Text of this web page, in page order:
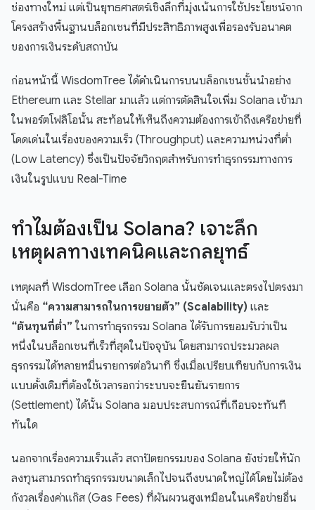
ช่องทางใหม่ แต่เป็นยุทธศาสตร์เชิงลึกที่มุ่งเน้นการใช้ประโยชน์จาก
โครงสร้างพื้นฐานบล็อกเชนที่มีประสิทธิภาพสูงเพื่อรองรับอนาคต
ของการเงินระดับสถาบัน
ก่อนหน้านี้ WisdomTree ได้ดำเนินการบนบล็อกเชนชั้นนำอย่าง
Ethereum และ Stellar มาแล้ว แต่การตัดสินใจเพิ่ม Solana เข้ามา
ในพอร์ตโฟลิโอนั้น สะท้อนให้เห็นถึงความต้องการเข้าถึงเครือข่ายที่
โดดเด่นในเรื่องของความเร็ว (Throughput) และความหน่วงที่ต่ำ
(Low Latency) ซึ่งเป็นปัจจัยวิกฤตสำหรับการทำธุรกรรมทางการ
เงินในรูปแบบ Real-Time
ทำไมต้องเป็น Solana? เจาะลึก
เหตุผลทางเทคนิคและกลยุทธ์
เหตุผลที่ WisdomTree เลือก Solana นั้นชัดเจนและตรงไปตรงมา
นั่นคือ “ความสามารถในการขยายตัว” (Scalability) และ
“ต้นทุนที่ต่ำ” ในการทำธุรกรรม Solana ได้รับการยอมรับว่าเป็น
หนึ่งในบล็อกเชนที่เร็วที่สุดในปัจจุบัน โดยสามารถประมวลผล
ธุรกรรมได้หลายหมื่นรายการต่อวินาที ซึ่งเมื่อเปรียบเทียบกับการเงิน
แบบดั้งเดิมที่ต้องใช้เวลารอกว่าระบบจะยืนยันรายการ
(Settlement) ได้นั้น Solana มอบประสบการณ์ที่เกือบจะทันที
ทันใด
นอกจากเรื่องความเร็วแล้ว สถาปัตยกรรมของ Solana ยังช่วยให้นัก
ลงทุนสามารถทำธุรกรรมขนาดเล็กไปจนถึงขนาดใหญ่ได้โดยไม่ต้อง
กังวลเรื่องค่าแก๊ส (Gas Fees) ที่ผันผวนสูงเหมือนในเครือข่ายอื่น